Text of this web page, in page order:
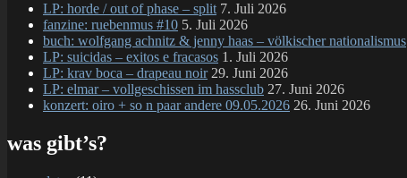
LP: horde / out of phase – split 7. Juli 2026
fanzine: ruebenmus #10 5. Juli 2026
buch: wolfgang achnitz & jenny haas – völkischer nationalismus
LP: suicidas – exitos e fracasos 1. Juli 2026
LP: krav boca – drapeau noir 29. Juni 2026
LP: elmar – vollgeschissen im hassclub 27. Juni 2026
konzert: oiro + so n paar andere 09.05.2026 26. Juni 2026
was gibt’s?